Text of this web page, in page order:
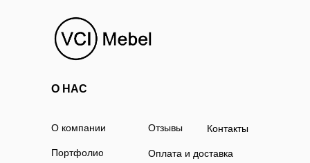
О компании
О НАС
Портфолио
Контакты
Отзывы
Оплата и доставка